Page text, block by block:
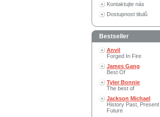
Kontaktujte nás
Dostupnost titulů
Bestseller
Anvil
Forged In Fire
James Gang
Best Of
Tyler Bonnie
The best of
Jackson Michael
History Past, Present
Future